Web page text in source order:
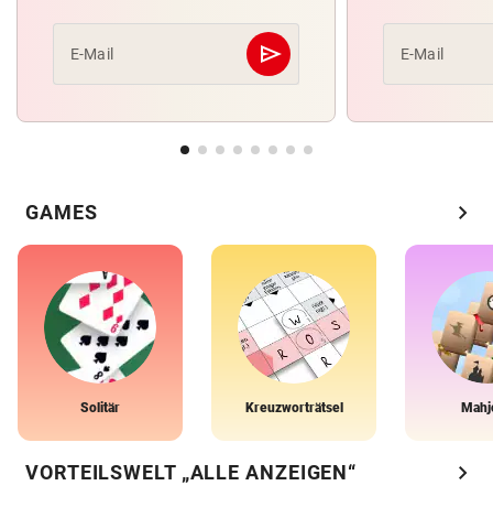
E-Mail send
Abschicken E-Mail
GAMES chevron_right
Solitär Kreuzworträtsel
VORTEILSWELT „ALLE ANZEIGEN“ chevron_right